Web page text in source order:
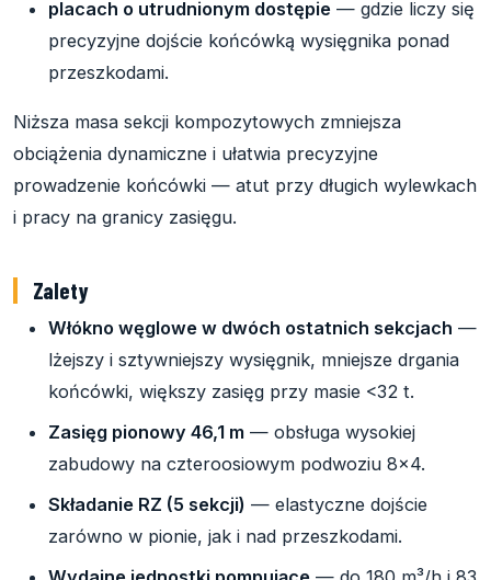
placach o utrudnionym dostępie — gdzie liczy się
precyzyjne dojście końcówką wysięgnika ponad
przeszkodami.
Niższa masa sekcji kompozytowych zmniejsza
obciążenia dynamiczne i ułatwia precyzyjne
prowadzenie końcówki — atut przy długich wylewkach
i pracy na granicy zasięgu.
Zalety
Włókno węglowe w dwóch ostatnich sekcjach —
lżejszy i sztywniejszy wysięgnik, mniejsze drgania
końcówki, większy zasięg przy masie <32 t.
Zasięg pionowy 46,1 m — obsługa wysokiej
zabudowy na czteroosiowym podwoziu 8x4.
Składanie RZ (5 sekcji) — elastyczne dojście
zarówno w pionie, jak i nad przeszkodami.